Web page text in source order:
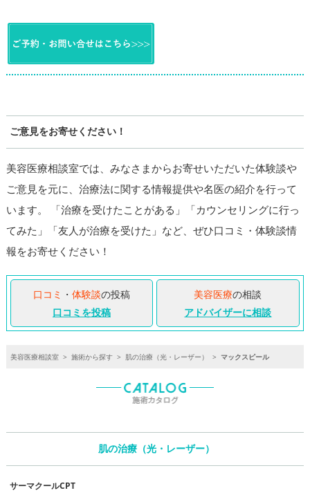
ご意見をお寄せください！
美容医療相談室では、みなさまからお寄せいただいた体験談や
ご意見を元に、治療法に関する情報提供や名医の紹介を行って
います。 「治療を受けたことがある」「カウンセリングに行っ
てみた」「友人が治療を受けた」など、ぜひ口コミ・体験談情
報をお寄せください！
口コミ ・ 体験談の投稿
口コミを投稿
美容医療の相談
アドバイザーに相談
美容医療相談室 > 施術から探す > 肌の治療（光・レーザー） > マックスピール
肌の治療（光・レーザー）
サーマクールCPT